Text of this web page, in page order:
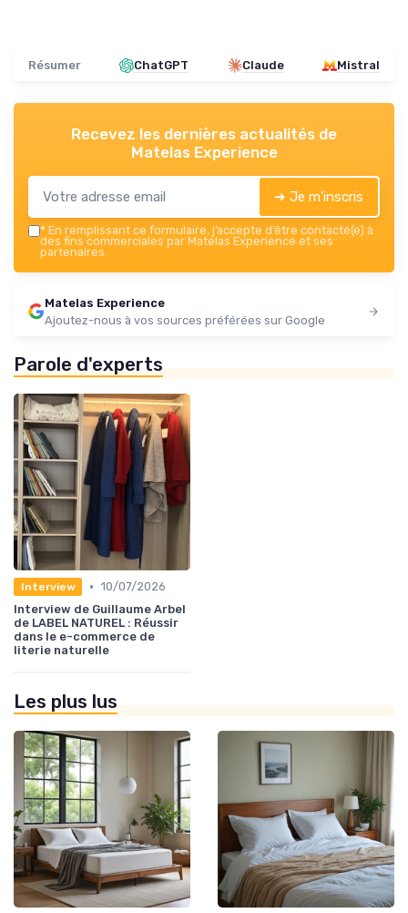
Résumer ChatGPT Claude Mistral
Recevez les dernières actualités de
Matelas Experience
➔ Je m'inscris
* En remplissant ce formulaire, j’accepte d’être contacté(e) à
des fins commerciales par Matelas Experience et ses
partenaires.
Matelas Experience
Ajoutez-nous à vos sources préférées sur Google
Parole d'experts
Interview • 10/07/2026
Interview de Guillaume Arbel
de LABEL NATUREL : Réussir
dans le e-commerce de
literie naturelle
Les plus lus